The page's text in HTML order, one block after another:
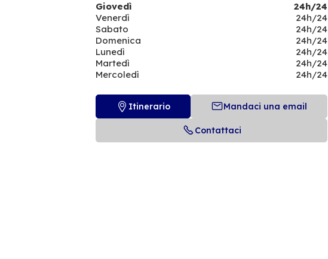
Giovedì
24h/24
Venerdì
24h/24
Sabato
24h/24
Domenica
24h/24
Lunedì
24h/24
Martedì
24h/24
Mercoledì
24h/24
Itinerario Mandaci una email
Contattaci